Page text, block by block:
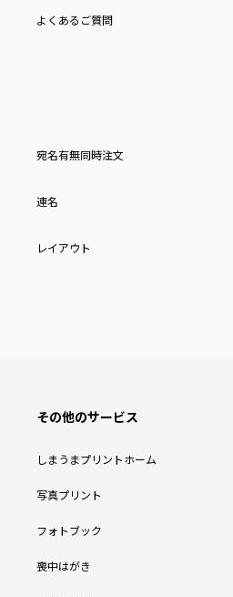
よくあるご質問
宛名有無同時注文
連名
レイアウト
その他のサービス
しまうまプリントホーム
写真プリント
フォトブック
喪中はがき